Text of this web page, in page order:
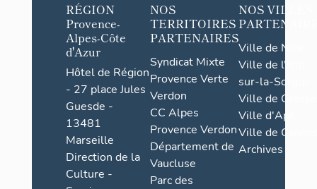
RÉGION
Provence-
Alpes-Côte
d'Azur
Hôtel de Région
- 27 place Jules
Guesde -
13481
Marseille
Direction de la
Culture -
NOS
TERRITOIRES
PARTENAIRES
Syndicat Mixte
Provence Verte
Verdon
CC Alpes
Provence Verdon
Département de
Vaucluse
Parc des
NOS VILLES
Ville de Nice
Ville de l'Isle-
sur-la-Sorgue
Ville de Grasse
Ville d'Apt
Ville de
Archives